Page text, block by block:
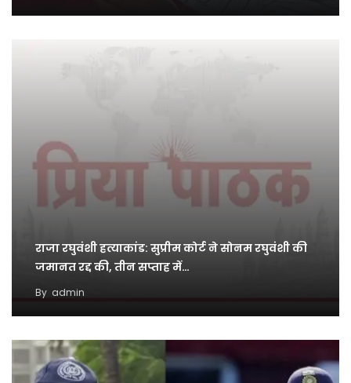
राजा रघुवंशी हत्याकांड: सुप्रीम कोर्ट ने सोनम रघुवंशी की
जमानत रद्द की, तीन सप्ताह में…
By admin